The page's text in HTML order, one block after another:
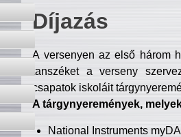
Díjazás
A versenyen az első három
tanszéket a verseny
csapatok iskoláit
A tárgynyeremények,
National Instruments